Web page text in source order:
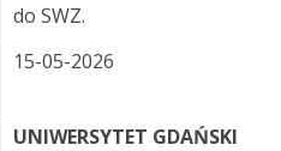
do SWZ.
15-05-2026
UNIWERSYTET GDAŃSKI